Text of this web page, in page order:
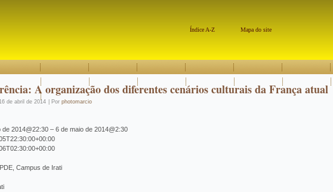
Mapa do site
Índice A-Z
A organização dos diferentes cenários culturais da França atual
de abril de 2014 Por photomarcio
de 2014@22:30 – 6 de maio de 2014@2:30
Campus de Irati